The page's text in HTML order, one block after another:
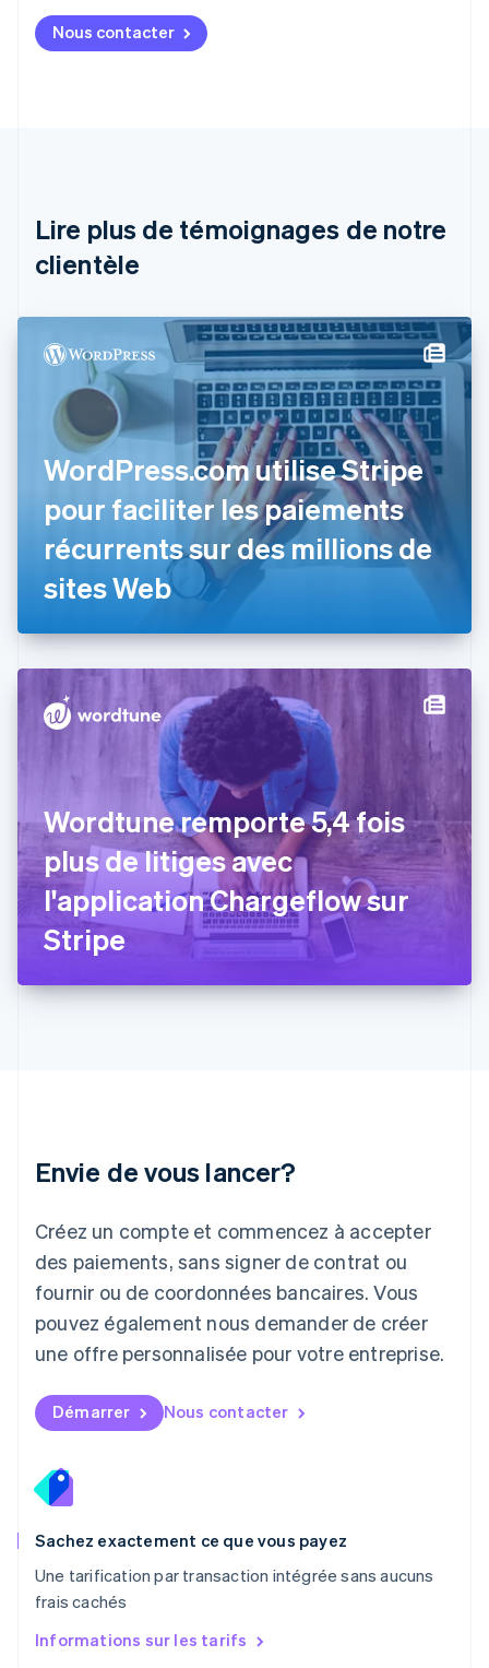
Nous contacter
Lire plus de témoignages de notre
clientèle
WordPress.com utilise Stripe
pour faciliter les paiements
récurrents sur des millions de
sites Web
Wordtune remporte 5,4 fois
plus de litiges avec
l'application Chargeflow sur
Stripe
Envie de vous lancer?
Créez un compte et commencez à accepter
des paiements, sans signer de contrat ou
fournir ou de coordonnées bancaires. Vous
pouvez également nous demander de créer
une offre personnalisée pour votre entreprise.
Démarrer Nous contacter
Sachez exactement ce que vous payez
Une tarification par transaction intégrée sans aucuns
frais cachés
Informations sur les tarifs
Allemagne
DeutschEnglish
Australie
Bulgarie
English
Canada
Chine continentale
Chypre
English
Croatie
English Italiano
Danemark
English
Émirats arabes unis
English
Espagne
Estonie
États-Unis
Finlande
English Svenska
France
English
English
Grèce
English
Hongrie
English
Inde
English
Irlande
English
Italie
Lituanie
English
Français DeutschEnglish
Malaisie
English 简体中文
Malte
English
Mexique
EspañolEnglish
English
Nouvelle-Zélande
Pays-Bas
Nederlands
English
PortuguêsEnglish
RAS de Hong Kong, Chine
English